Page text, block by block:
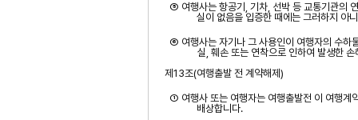
⑤ 여행사는 항공기 기차 선박 등 교통기관의
실이 없음을 입증한 때에는 그러하지 아
⑥ 여행사는 자기나 그 사용인이 여행자의 수하
실 훼손 또는 연착으로 인하여 발생한
제 13조(여행출발 전 계약해제 )
① 여행사 또는 여행자는 여행출발전 이 여행계
배상합니다.